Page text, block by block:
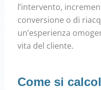
l’intervento,
conversione o di
un’esperienza
vita del cliente.
Come si